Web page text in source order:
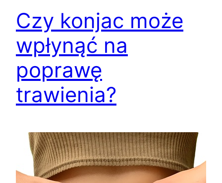
Czy konjac może
wpłynąć na
poprawę
trawienia?